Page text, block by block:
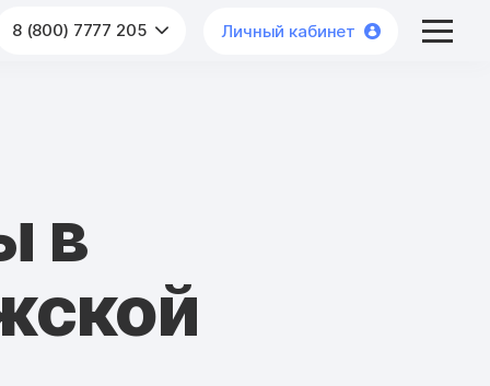
8 (800) 7777 205 Личный кабинет
в